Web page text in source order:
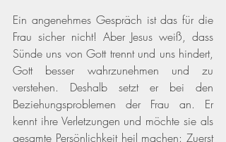
Ein angenehmes Gespräch ist das für die
Frau sicher nicht! Aber Jesus weiß, dass
Sünde uns von Gott trennt und uns hindert,
Gott besser wahrzunehmen und zu
verstehen. Deshalb setzt er bei den
Beziehungsproblemen der Frau an. Er
kennt ihre Verletzungen und möchte sie als
gesamte Persönlichkeit heil machen: Zuerst